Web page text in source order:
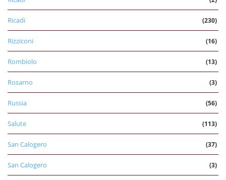
Ricadi (230)
Rizziconi (16)
Rombiolo (13)
Rosarno (3)
Russia (56)
Salute (113)
San Calogero (37)
San Calogero (3)